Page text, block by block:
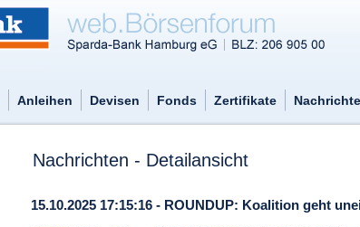
Anleihen Devisen Fonds Zertifikate
Nachrichten - Detailansicht
15.10.2025 17:15:16 - ROUNDUP: Koalition geht